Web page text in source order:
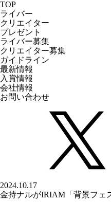
TOP
ライバー
クリエイター
プレゼント
ライバー募集
クリエイター募集
ガイドライン
最新情報
入賞情報
会社情報
お問い合わせ
2024.10.17
金持ナルがIRIAM「背景フェ